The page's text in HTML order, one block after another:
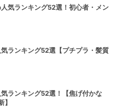
気ランキング52選！初心者・メン
ランキング52選【プチプラ・髪質
ランキング52選！【焦げ付かな